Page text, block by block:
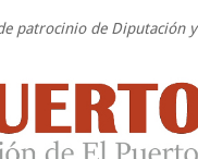
patrocinio de Diputación